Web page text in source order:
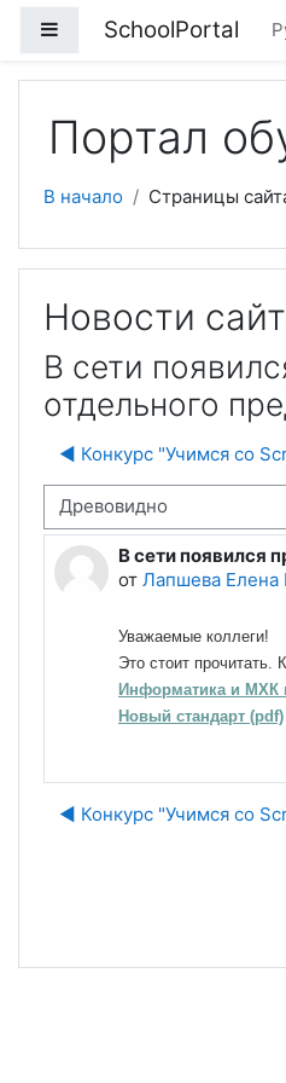
Боковая панель
SchoolPortal
Портал
В начало Страницы
Новости
В сети
отдельного
◀︎ Конкурс "Учимся со
отображения
В сети появился
от Лапшева Елена
Количество
Уважаемые коллеги!
Это стоит прочитать.
Информатика и МХК
Новый стандарт (pdf)
◀︎ Конкурс "Учимся со